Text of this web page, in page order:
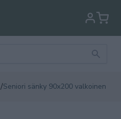
/Seniori sänky 90x200 valkoinen